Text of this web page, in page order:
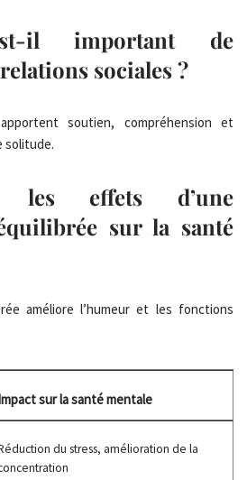
il important de
sociales ?
soutien, compréhension et
solitude.
les effets d’une
sur la santé
améliore l’humeur et les fonctions
sur la santé mentale
du stress, amélioration de la